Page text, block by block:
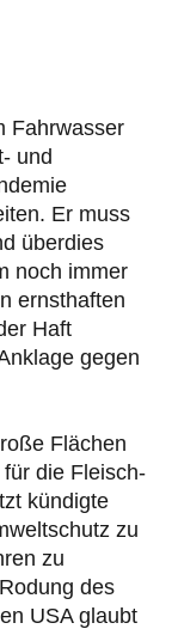
Fahrwasser
und
Er muss
überdies
noch immer
ernsthaften
Haft
gegen
Flächen
die Fleisch-
kündigte
zu
zu
des
USA glaubt